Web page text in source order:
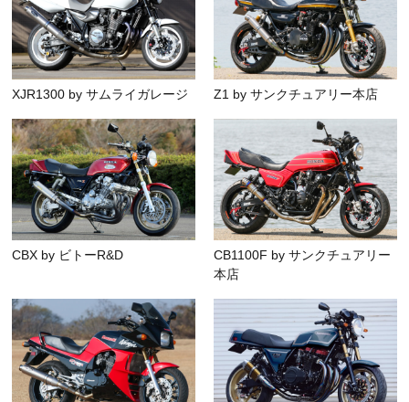
XJR1300 by サムライガレージ Z1 by サンクチュアリー本店
CBX by ビトーR&D
CB1100F by サンクチュアリー
本店